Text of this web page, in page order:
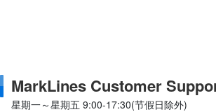
MarkLines Customer
星期一～星期五 9:00-17:30(节假日除外)